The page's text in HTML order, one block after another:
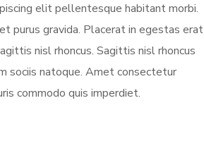
elit pellentesque habitant morbi.
purus gravida. Placerat in egestas erat
nisl rhoncus. Sagittis nisl rhoncus
sociis natoque. Amet consectetur
commodo quis imperdiet.